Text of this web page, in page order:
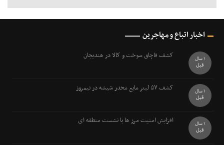
اخبار اتباع و مهاجرین
کشف قاچاق سوخت و کالا در هندیجان 1 سال
قبل
کشف ۵۷ ليتر مايع مخدر شيشه در نيمروز 1 سال
قبل
افزایش امنیت مرز ها با نشست منطقه ای 1 سال
قبل